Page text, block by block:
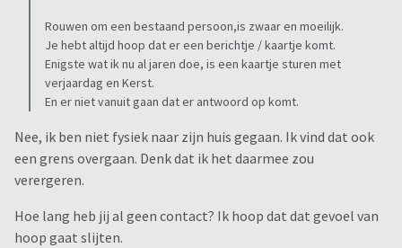
Rouwen om een bestaand persoon,is zwaar en moeilijk.
Je hebt altijd hoop dat er een berichtje / kaartje komt.
Enigste wat ik nu al jaren doe, is een kaartje sturen met
verjaardag en Kerst.
En er niet vanuit gaan dat er antwoord op komt.
Nee, ik ben niet fysiek naar zijn huis gegaan. Ik vind dat ook
een grens overgaan. Denk dat ik het daarmee zou
verergeren.
Hoe lang heb jij al geen contact? Ik hoop dat dat gevoel van
hoop gaat slijten.